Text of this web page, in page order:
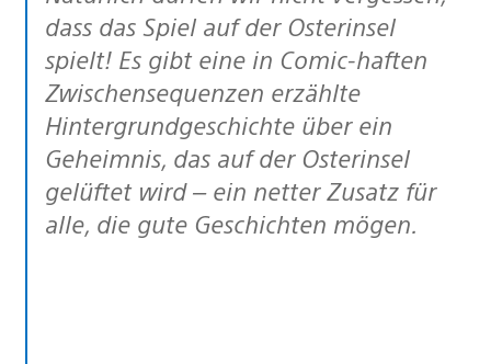
dass das Spiel auf der Osterinsel
spielt! Es gibt eine in Comic-haften
Zwischensequenzen erzählte
Hintergrundgeschichte über ein
Geheimnis, das auf der Osterinsel
gelüftet wird – ein netter Zusatz für
alle, die gute Geschichten mögen.